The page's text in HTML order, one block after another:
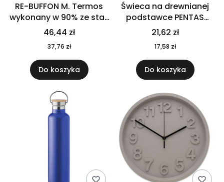
RE-BUFFON M. Termos
wykonany w 90% ze stali
nierdzewnej
pochodzącej z
recyklingu 520 ml 94294
46,44 zł
37,76 zł
Do koszyka
Świeca na drewnianej
podstawce PENTAS
MO6282-40
21,62 zł
17,58 zł
Do koszyka